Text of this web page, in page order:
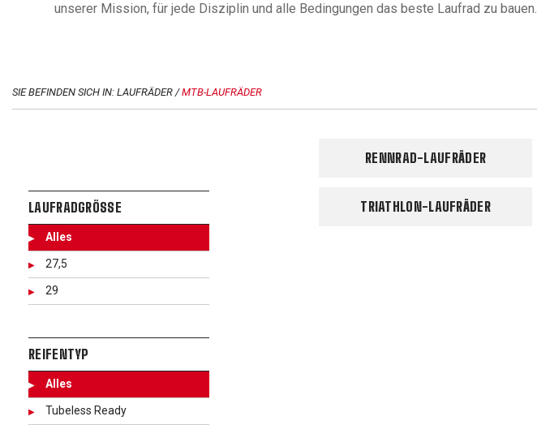
unserer Mission, für jede Disziplin und alle Bedingungen das beste Laufrad zu bauen.
SIE BEFINDEN SICH IN: LAUFRÄDER /MTB-LAUFRÄDER
LAUFRADGRÖSSE
Alles
27,5
29
REIFENTYP
Alles
Tubeless Ready
RENNRAD-LAUFRÄDER
TRIATHLON-LAUFRÄDER